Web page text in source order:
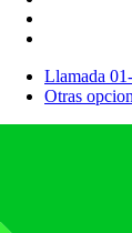
Llamada
Otras